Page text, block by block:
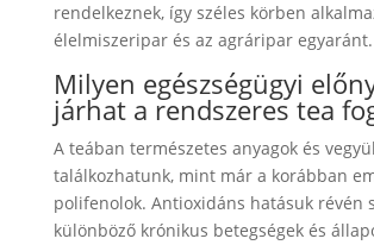
rendelkeznek, így széles körben
élelmiszeripar és az agráripar egyaránt.
Milyen egészségügyi
járhat a rendszeres tea
A teában természetes anyagok és
találkozhatunk, mint már a korábban
polifenolok. Antioxidáns hatásuk révén
különböző krónikus betegségek és